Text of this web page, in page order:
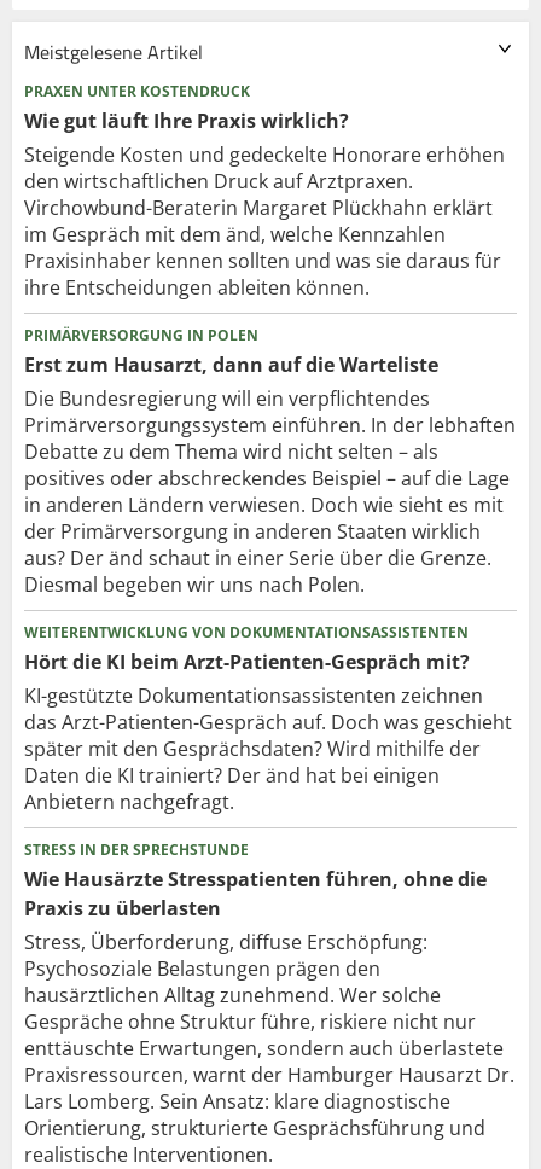
Meistgelesene Artikel
PRAXEN UNTER KOSTENDRUCK
Wie gut läuft Ihre Praxis wirklich?
Steigende Kosten und gedeckelte Honorare erhöhen
den wirtschaftlichen Druck auf Arztpraxen.
Virchowbund-Beraterin Margaret Plückhahn erklärt
im Gespräch mit dem änd, welche Kennzahlen
Praxisinhaber kennen sollten und was sie daraus für
ihre Entscheidungen ableiten können.
PRIMÄRVERSORGUNG IN POLEN
Erst zum Hausarzt, dann auf die Warteliste
Die Bundesregierung will ein verpflichtendes
Primärversorgungssystem einführen. In der lebhaften
Debatte zu dem Thema wird nicht selten – als
positives oder abschreckendes Beispiel – auf die Lage
in anderen Ländern verwiesen. Doch wie sieht es mit
der Primärversorgung in anderen Staaten wirklich
aus? Der änd schaut in einer Serie über die Grenze.
Diesmal begeben wir uns nach Polen.
WEITERENTWICKLUNG VON DOKUMENTATIONSASSISTENTEN
Hört die KI beim Arzt-Patienten-Gespräch mit?
KI-gestützte Dokumentationsassistenten zeichnen
das Arzt-Patienten-Gespräch auf. Doch was geschieht
später mit den Gesprächsdaten? Wird mithilfe der
Daten die KI trainiert? Der änd hat bei einigen
Anbietern nachgefragt.
STRESS IN DER SPRECHSTUNDE
Wie Hausärzte Stresspatienten führen, ohne die
Praxis zu überlasten
Stress, Überforderung, diffuse Erschöpfung:
Psychosoziale Belastungen prägen den
hausärztlichen Alltag zunehmend. Wer solche
Gespräche ohne Struktur führe, riskiere nicht nur
enttäuschte Erwartungen, sondern auch überlastete
Praxisressourcen, warnt der Hamburger Hausarzt Dr.
Lars Lomberg. Sein Ansatz: klare diagnostische
Orientierung, strukturierte Gesprächsführung und
realistische Interventionen.